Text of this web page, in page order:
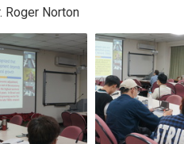
Roger Norton